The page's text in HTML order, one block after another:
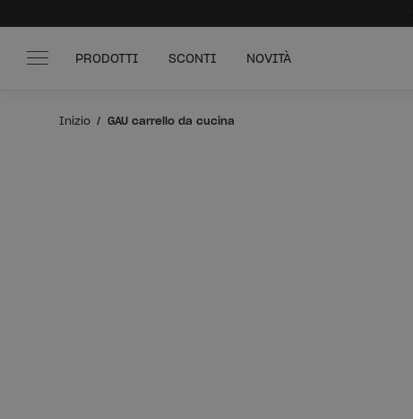
PRODOTTI SCONTI NOVITÀ
Inizio GAU carrello da cucina